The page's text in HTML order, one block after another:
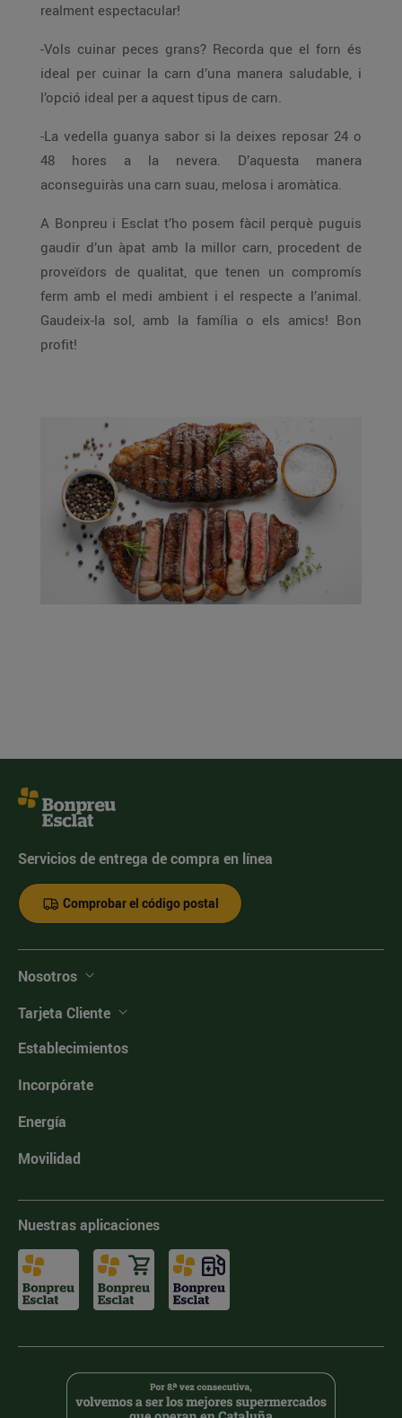
realment espectacular!
-Vols cuinar peces grans? Recorda que el forn és
ideal per cuinar la carn d’una manera saludable, i
l’opció ideal per a aquest tipus de carn.
-La vedella guanya sabor si la deixes reposar 24 o
48 hores a la nevera. D’aquesta manera
aconseguiràs una carn suau, melosa i aromàtica.
A Bonpreu i Esclat t’ho posem fàcil perquè puguis
gaudir d’un àpat amb la millor carn, procedent de
proveïdors de qualitat, que tenen un compromís
ferm amb el medi ambient i el respecte a l’animal.
Gaudeix-la sol, amb la família o els amics! Bon
profit!
Servicios de entrega de compra en línea
Comprobar el código postal
Nosotros
Tarjeta Cliente
Establecimientos
Incorpórate
Energía
Movilidad
Nuestras aplicaciones